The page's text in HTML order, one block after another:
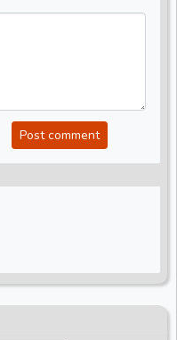
Post comment